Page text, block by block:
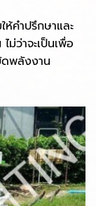
ห้คำปรึกษาและ
ม่ว่าจะเป็นเพื่อ
พลังงาน